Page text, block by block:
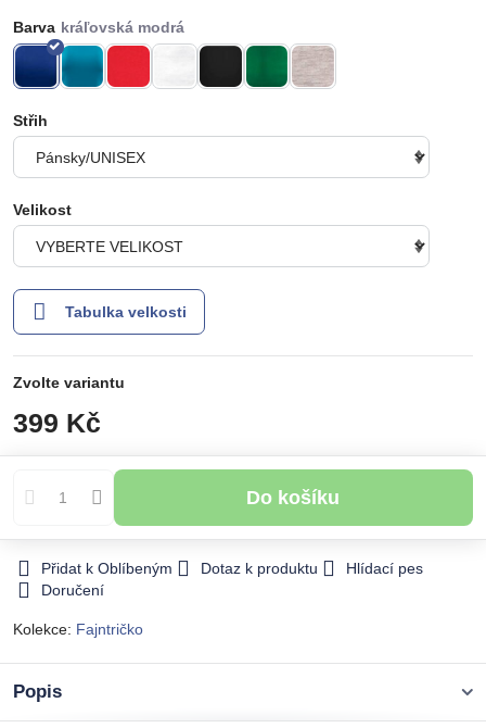
Barva
Střih
Velikost
Tabulka velkosti
Zvolte variantu
399 Kč
Do košíku
Přidat k Oblíbeným Dotaz k produktu
Hlídací pes
Doručení
Kolekce: Fajntričko
Popis